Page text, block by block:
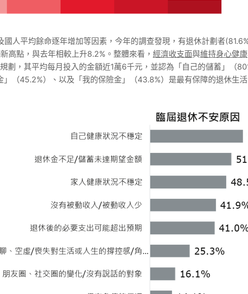
國人平均餘命逐年增加等因素，今年的調查發現，有退休計劃者
高點，與去年相較上升8.2%。整體來看， 經濟收支面與維持身心健康
劃，其平均每月投入的金額近1萬6千元，並認為「自己的儲蓄」（
」（45.2%）、以及「我的保險金」（43.8%）是最有保障的退休生活